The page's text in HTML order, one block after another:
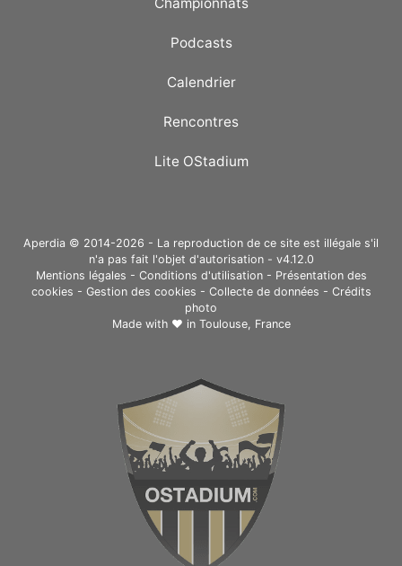
Championnats
Podcasts
Calendrier
Rencontres
Lite OStadium
Aperdia © 2014-2026 - La reproduction de ce site est illégale s'il
n'a pas fait l'objet d'autorisation - v4.12.0
Mentions légales - Conditions d'utilisation- Présentation des
cookies - Gestion des cookies - Collecte de données - Crédits
photo
Made with ❤ in Toulouse, France